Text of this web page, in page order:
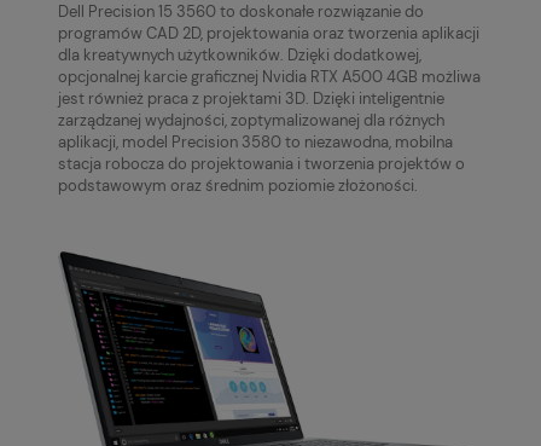
Dell Precision 15 3560 to doskonałe rozwiązanie do
programów CAD 2D, projektowania oraz tworzenia aplikacji
dla kreatywnych użytkowników. Dzięki dodatkowej,
opcjonalnej karcie graficznej Nvidia RTX A500 4GB możliwa
jest również praca z projektami 3D. Dzięki inteligentnie
zarządzanej wydajności, zoptymalizowanej dla różnych
aplikacji, model Precision 3580 to niezawodna, mobilna
stacja robocza do projektowania i tworzenia projektów o
podstawowym oraz średnim poziomie złożoności.